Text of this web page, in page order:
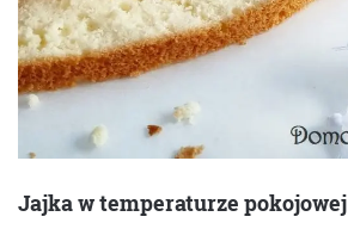
Jajka w temperaturze pokojowej